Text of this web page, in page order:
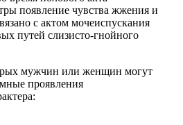
появление чувства жжения и
с актом мочеиспускания
путей слизисто-гнойного
мужчин или женщин могут
проявления